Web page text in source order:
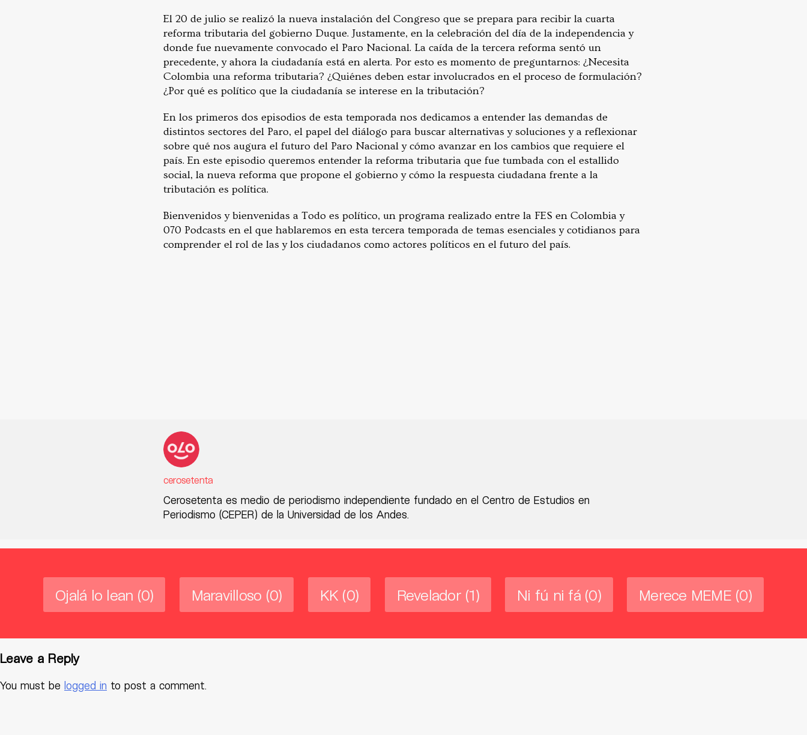
El 20 de julio se realizó la nueva instalación del Congreso que se prepara para recibir la cuarta
reforma tributaria del gobierno Duque. Justamente, en la celebración del día de la independencia y
donde fue nuevamente convocado el Paro Nacional. La caída de la tercera reforma sentó un
precedente, y ahora la ciudadanía está en alerta. Por esto es momento de preguntarnos: ¿Necesita
Colombia una reforma tributaria? ¿Quiénes deben estar involucrados en el proceso de formulación?
¿Por qué es político que la ciudadanía se interese en la tributación?
En los primeros dos episodios de esta temporada nos dedicamos a entender las demandas de
distintos sectores del Paro, el papel del diálogo para buscar alternativas y soluciones y a reflexionar
sobre qué nos augura el futuro del Paro Nacional y cómo avanzar en los cambios que requiere el
país. En este episodio queremos entender la reforma tributaria que fue tumbada con el estallido
social, la nueva reforma que propone el gobierno y cómo la respuesta ciudadana frente a la
tributación es política.
Bienvenidos y bienvenidas a Todo es político, un programa realizado entre la FES en Colombia y
070 Podcasts en el que hablaremos en esta tercera temporada de temas esenciales y cotidianos para
comprender el rol de las y los ciudadanos como actores políticos en el futuro del país.
cerosetenta
Cerosetenta es medio de periodismo independiente fundado en el Centro de Estudios en
Periodismo (CEPER) de la Universidad de los Andes.
Ojalá lo lean (0) Maravilloso (0) KK (0) Revelador (1) Ni fú ni fá (0) Merece MEME (0)
Leave a Reply
You must be logged in to post a comment.